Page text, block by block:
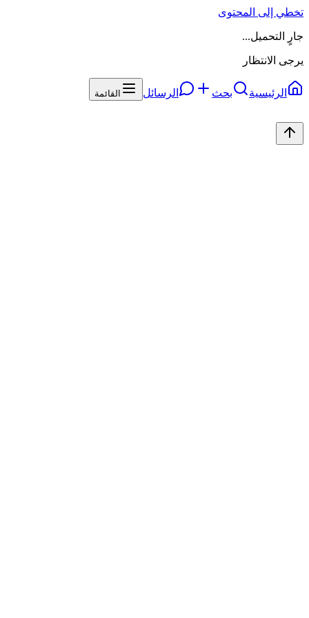
تخطي إلى المحتوى
جارٍ التحميل...
يرجى الانتظار
الرئيسية بحث الرسائل القائمة